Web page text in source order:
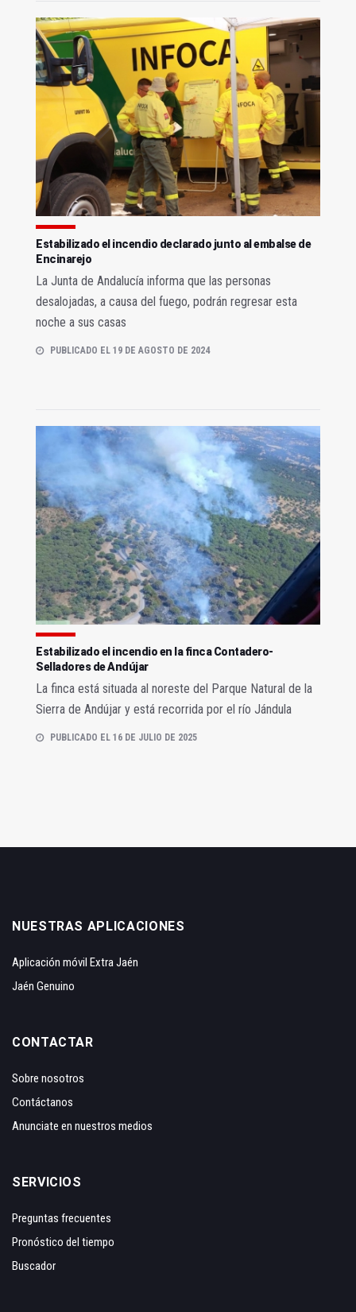
Estabilizado el incendio declarado junto al embalse de
Encinarejo
La Junta de Andalucía informa que las personas
desalojadas, a causa del fuego, podrán regresar esta
noche a sus casas
PUBLICADO EL 19 DE AGOSTO DE 2024
Estabilizado el incendio en la finca Contadero-
Selladores de Andújar
La finca está situada al noreste del Parque Natural de la
Sierra de Andújar y está recorrida por el río Jándula
PUBLICADO EL 16 DE JULIO DE 2025
NUESTRAS APLICACIONES
Aplicación móvil Extra Jaén
Jaén Genuino
CONTACTAR
Sobre nosotros
Contáctanos
Anunciate en nuestros medios
SERVICIOS
Preguntas frecuentes
Pronóstico del tiempo
Buscador